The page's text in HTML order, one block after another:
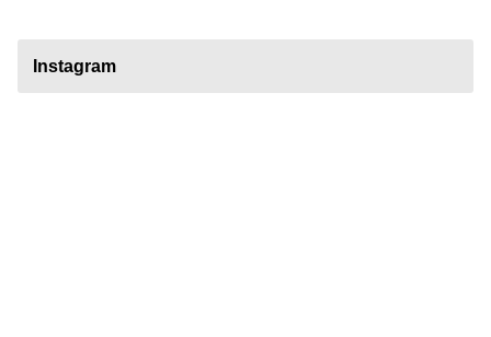
Instagram